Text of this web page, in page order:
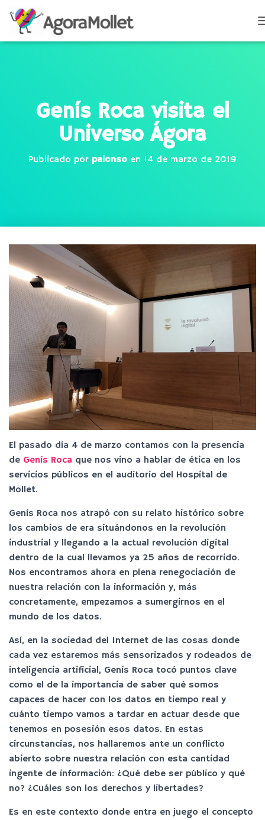
Genís Roca visita el
Universo Ágora
Publicado por palonso en 14 de marzo de 2019
El pasado día 4 de marzo contamos con la presencia
de Genís Roca que nos vino a hablar de ética en los
servicios públicos en el auditorio del Hospital de
Mollet.
Genís Roca nos atrapó con su relato histórico sobre
los cambios de era situándonos en la revolución
industrial y llegando a la actual revolución digital
dentro de la cual llevamos ya 25 años de recorrido.
Nos encontramos ahora en plena renegociación de
nuestra relación con la información y, más
concretamente, empezamos a sumergirnos en el
mundo de los datos.
Así, en la sociedad del Internet de las cosas donde
cada vez estaremos más sensorizados y rodeados de
inteligencia artificial, Genís Roca tocó puntos clave
como el de la importancia de saber qué somos
capaces de hacer con los datos en tiempo real y
cuánto tiempo vamos a tardar en actuar desde que
tenemos en posesión esos datos. En estas
circunstancias, nos hallaremos ante un conflicto
abierto sobre nuestra relación con esta cantidad
ingente de información: ¿Qué debe ser público y qué
no? ¿Cuáles son los derechos y libertades?
Es en este contexto donde entra en juego el concepto